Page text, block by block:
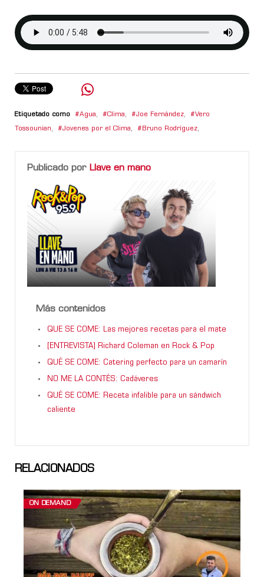
Etiquetado como Agua, Clima, Joe Fernández, Vero
Tossounian, Jovenes por el Clima, Bruno Rodríguez,
Publicado por Llave en mano
Más contenidos
QUE SE COME: Las mejores recetas para el mate
[ENTREVISTA] Richard Coleman en Rock & Pop
QUÉ SE COME: Catering perfecto para un camarín
NO ME LA CONTÉS: Cadáveres
QUÉ SE COME: Receta infalible para un sándwich
caliente
RELACIONADOS
ON DEMAND